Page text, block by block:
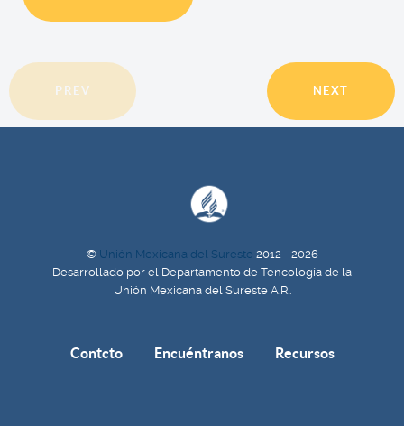
PREV NEXT
© Unión Mexicana del Sureste 2012 - 2026
Desarrollado por el Departamento de Tencología de la
Unión Mexicana del Sureste A.R..
Contcto Encuéntranos Recursos